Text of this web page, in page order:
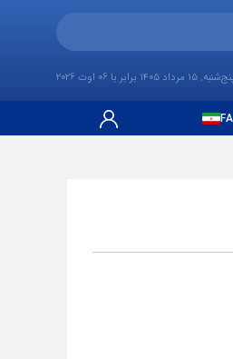
15 مرداد 1405 برابر با 06 اوت 2026
FA